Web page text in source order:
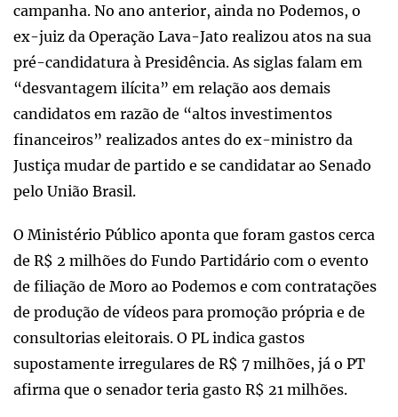
campanha. No ano anterior, ainda no Podemos, o
ex-juiz da Operação Lava-Jato realizou atos na sua
pré-candidatura à Presidência. As siglas falam em
“desvantagem ilícita” em relação aos demais
candidatos em razão de “altos investimentos
financeiros” realizados antes do ex-ministro da
Justiça mudar de partido e se candidatar ao Senado
pelo União Brasil.
O Ministério Público aponta que foram gastos cerca
de R$ 2 milhões do Fundo Partidário com o evento
de filiação de Moro ao Podemos e com contratações
de produção de vídeos para promoção própria e de
consultorias eleitorais. O PL indica gastos
supostamente irregulares de R$ 7 milhões, já o PT
afirma que o senador teria gasto R$ 21 milhões.